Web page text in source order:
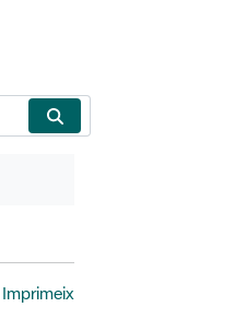
Imprimeix